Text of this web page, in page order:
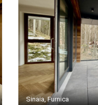
Sinaia, Furnica